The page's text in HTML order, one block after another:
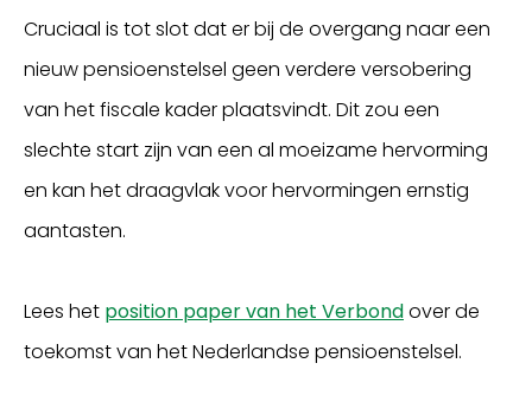
Cruciaal is tot slot dat er bij de overgang naar een
nieuw pensioenstelsel geen verdere versobering
van het fiscale kader plaatsvindt. Dit zou een
slechte start zijn van een al moeizame hervorming
en kan het draagvlak voor hervormingen ernstig
aantasten.
Lees het position paper van het Verbondover de
toekomst van het Nederlandse pensioenstelsel.